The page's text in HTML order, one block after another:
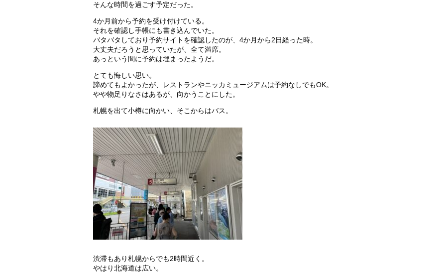
そんな時間を過ごす予定だった。
4か月前から予約を受け付けている。
それを確認し手帳にも書き込んでいた。
バタバタしており予約サイトを確認したのが、4か月から2日経った時。
大丈夫だろうと思っていたが、全て満席。
あっという間に予約は埋まったようだ。
とても悔しい思い。
諦めてもよかったが、レストランやニッカミュージアムは予約なしでもOK。
やや物足りなさはあるが、向かうことにした。
札幌を出て小樽に向かい、そこからはバス。
渋滞もあり札幌からでも2時間近く。
やはり北海道は広い。